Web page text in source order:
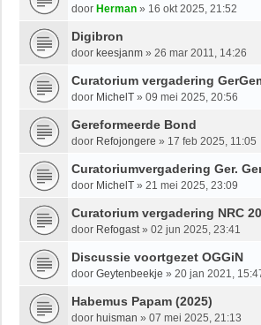
door Herman » 16 okt 2025, 21:52
Digibron
door keesjanm » 26 mar 2011, 14:26
Curatorium vergadering
door MichelT » 09 mei 2025, 20:56
Gereformeerde Bond
door Refojongere » 17 feb 2025, 11:05
Curatoriumvergadering Ger.
door MichelT » 21 mei 2025, 23:09
Curatorium vergadering NRC
door Refogast» 02 jun 2025, 23:41
Discussie voortgezet OGGiN
door Geytenbeekje » 20 jan 2021,
Habemus Papam (2025)
door huisman » 07 mei 2025, 21:13